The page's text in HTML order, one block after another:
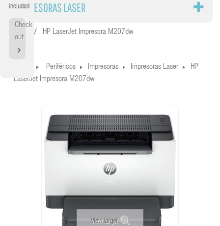
included
Check
out
IMPRESORAS LASER
Home HP LaserJet Impresora M207dw
Periféricos Impresoras Impresoras Laser
HP
LaserJet Impresora M207dw
View larger